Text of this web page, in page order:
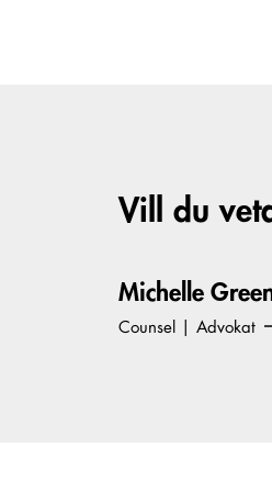
Vill du
Michelle
Counsel | Advokat